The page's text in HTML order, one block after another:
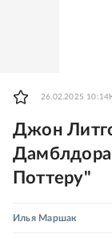
26.02.2025 10:14
Джон
Дамблдора
Поттеру"
Илья Маршак